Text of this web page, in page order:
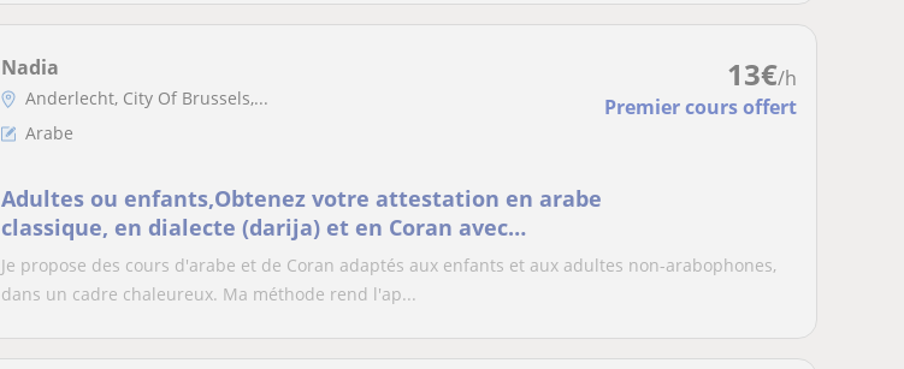
13€/h
Premier cours offert
Nadia
Anderlecht, City Of Brussels,...
Arabe
Adultes ou enfants,Obtenez votre attestation en arabe
classique, en dialecte (darija) et en Coran avec
l'Association Erpenus !
Je propose des cours d'arabe et de Coran adaptés aux enfants et aux adultes non-arabophones,
dans un cadre chaleureux. Ma méthode rend l'ap...